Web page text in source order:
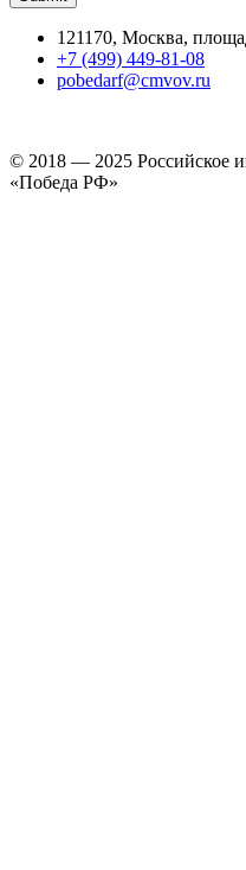
121170, Москва,
+7 (499) 449-81-08
pobedarf@cmvov.ru
© 2018 — 2025 Российское
«Победа РФ»